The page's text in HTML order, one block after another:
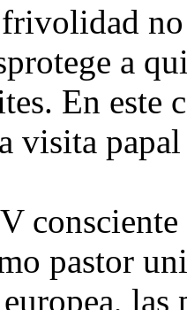
a
En este
visita
pastor